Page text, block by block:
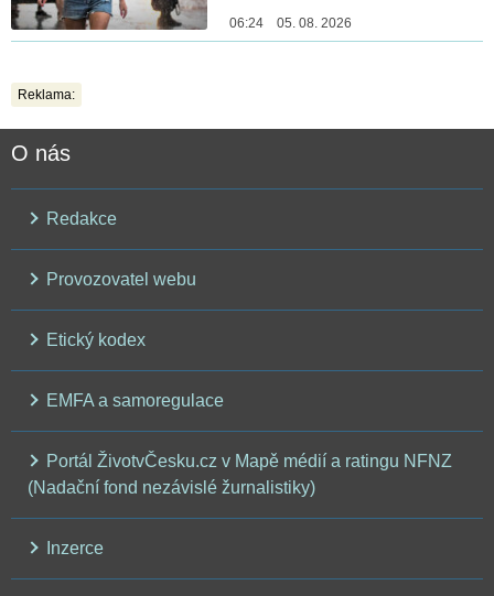
06:24 05. 08. 2026
Reklama:
O nás
Redakce
Provozovatel webu
Etický kodex
EMFA a samoregulace
Portál ŽivotvČesku.cz v Mapě médií a ratingu NFNZ
(Nadační fond nezávislé žurnalistiky)
Inzerce